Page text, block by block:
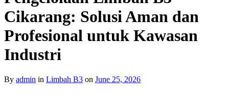
Cikarang: Solusi Aman dan
Profesional untuk Kawasan
Industri
By admin in Limbah B3 on June 25, 2026